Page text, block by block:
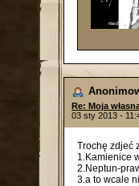
Re: Moja
03 sty 2013 -
Trochę zdjeć
1.Kamienice
2.Neptun-
3.a to wcale